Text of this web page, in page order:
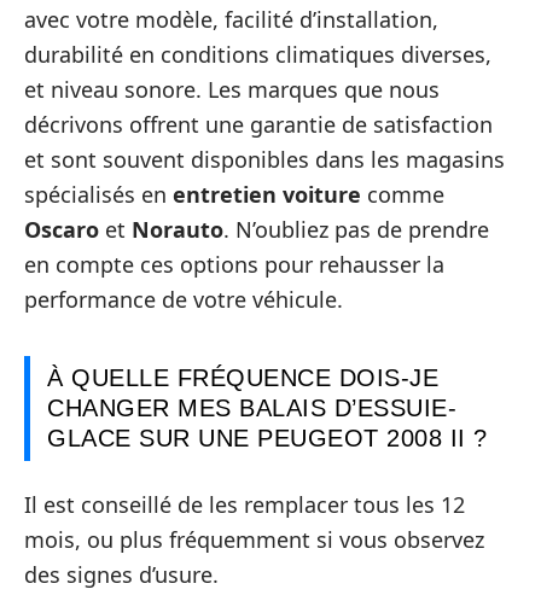
avec votre modèle, facilité d’installation,
durabilité en conditions climatiques diverses,
et niveau sonore. Les marques que nous
décrivons offrent une garantie de satisfaction
et sont souvent disponibles dans les magasins
spécialisés en entretien voiture comme
Oscaro et Norauto. N’oubliez pas de prendre
en compte ces options pour rehausser la
performance de votre véhicule.
À QUELLE FRÉQUENCE DOIS-JE
CHANGER MES BALAIS D’ESSUIE-
GLACE SUR UNE PEUGEOT 2008 II ?
Il est conseillé de les remplacer tous les 12
mois, ou plus fréquemment si vous observez
des signes d’usure.